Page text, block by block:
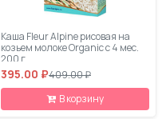
Каша Fleur Alpine рисовая на
козьем молоке Organic с 4 мес.
200 г
395.00 ₽409.00 ₽
В корзину